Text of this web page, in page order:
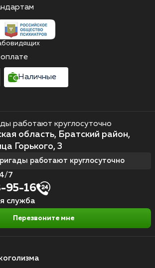
работают круглосуточно
область, Братский район,
Горького, 3
работают круглосуточно
7
95-16
служба
Перезвоните мне
Наличные